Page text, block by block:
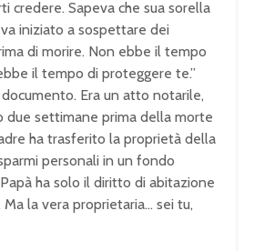
credere. Sapeva che sua sorella
iniziato a sospettare dei
di morire. Non ebbe il tempo
il tempo di proteggere te.”
Era un atto notarile,
due settimane prima della morte
ha trasferito la proprietà della
personali in un fondo
ha solo il diritto di abitazione
la vera proprietaria… sei tu,